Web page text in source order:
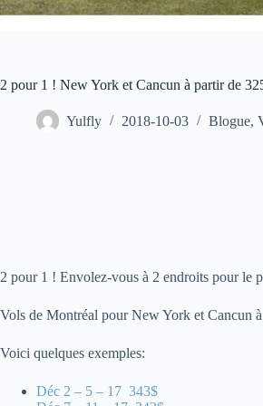
2 pour 1 ! New York et Cancun à partir de
Yulfly 2018-10-03 Blogue,
2 pour 1 ! Envolez-vous à 2 endroits pour le
Vols de Montréal pour New York et Cancun
Voici quelques exemples:
Déc 2 – 5 – 17 343$